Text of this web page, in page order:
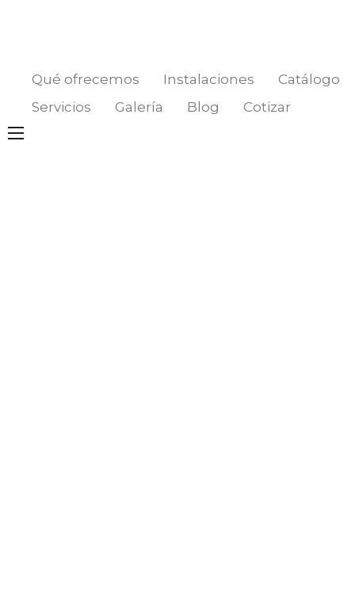
Qué ofrecemos Instalaciones
Catálogo
Servicios
Galería Blog Cotizar